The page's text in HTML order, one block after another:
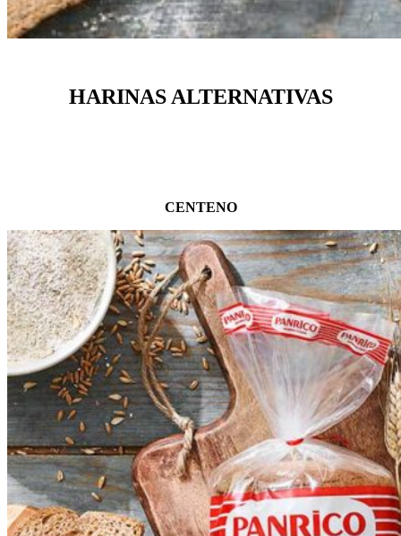
HARINAS ALTERNATIVAS
CENTENO